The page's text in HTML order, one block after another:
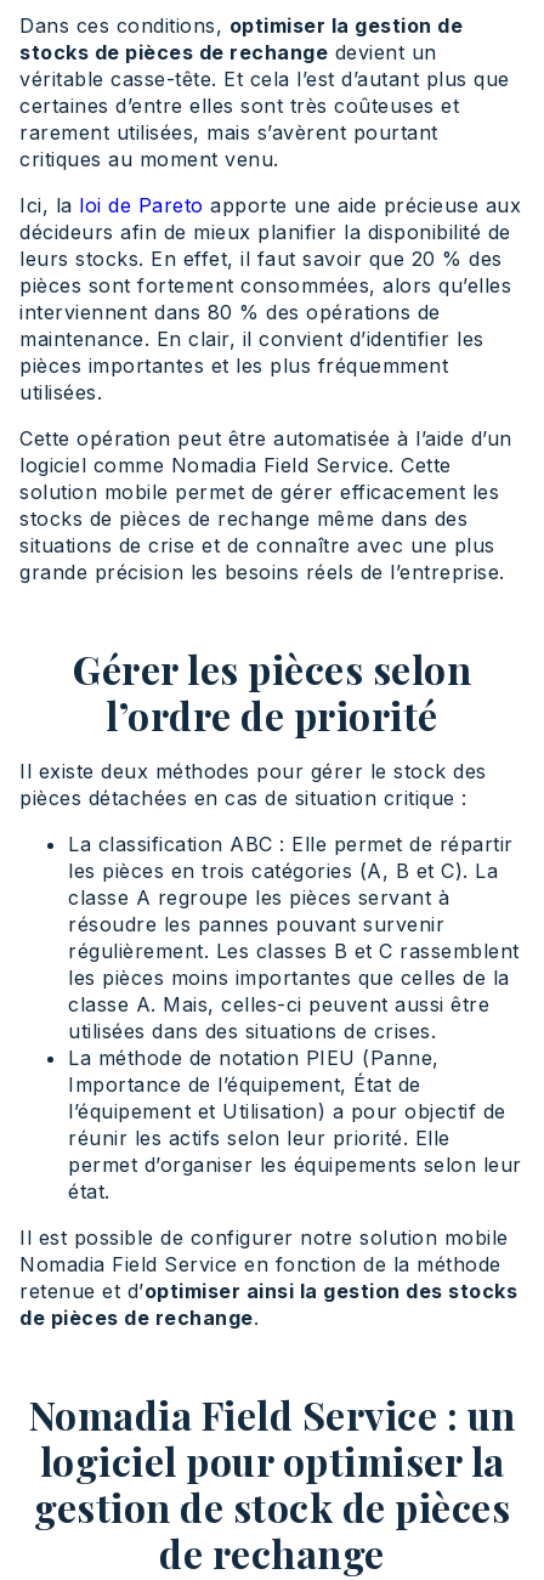
Dans ces conditions, optimiser la gestion de
stocks de pièces de rechange devient un
véritable casse-tête. Et cela l’est d’autant plus que
certaines d’entre elles sont très coûteuses et
rarement utilisées, mais s’avèrent pourtant
critiques au moment venu.
Ici, la loi de Pareto apporte une aide précieuse aux
décideurs afin de mieux planifier la disponibilité de
leurs stocks. En effet, il faut savoir que 20 % des
pièces sont fortement consommées, alors qu’elles
interviennent dans 80 % des opérations de
maintenance. En clair, il convient d’identifier les
pièces importantes et les plus fréquemment
utilisées.
Cette opération peut être automatisée à l’aide d’un
logiciel comme Nomadia Field Service. Cette
solution mobile permet de gérer efficacement les
stocks de pièces de rechange même dans des
situations de crise et de connaître avec une plus
grande précision les besoins réels de l’entreprise.
Gérer les pièces selon
l’ordre de priorité
Il existe deux méthodes pour gérer le stock des
pièces détachées en cas de situation critique :
La classification ABC : Elle permet de répartir
les pièces en trois catégories (A, B et C). La
classe A regroupe les pièces servant à
résoudre les pannes pouvant survenir
régulièrement. Les classes B et C rassemblent
les pièces moins importantes que celles de la
classe A. Mais, celles-ci peuvent aussi être
utilisées dans des situations de crises.
La méthode de notation PIEU (Panne,
Importance de l’équipement, État de
l’équipement et Utilisation) a pour objectif de
réunir les actifs selon leur priorité. Elle
permet d’organiser les équipements selon leur
état.
Il est possible de configurer notre solution mobile
Nomadia Field Service en fonction de la méthode
retenue et d’optimiser ainsi la gestion des stocks
de pièces de rechange.
Nomadia Field Service : un
logiciel pour optimiser la
gestion de stock de pièces
de rechange